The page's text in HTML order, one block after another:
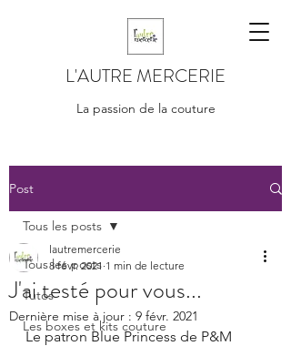
L'AUTRE MERCERIE
La passion de la couture
Post
Tous les posts
Tutos
Les boxes et kits couture
Tous les posts
J'ai testé pour vous...
lautremercerie
8 févr. 2021 1 min de lecture
Dernière mise à jour : 9 févr. 2021
Le patron Blue Princess de P&M